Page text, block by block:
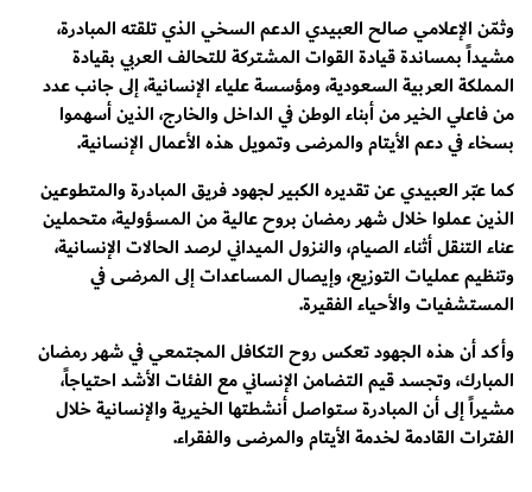
وثمّن الإعلامي صالح العبيدي الدعم السخي الذي تلقته المبادرة،
مشيداً بمساندة قيادة القوات المشتركة للتحالف العربي بقيادة
المملكة العربية السعودية، ومؤسسة علياء الإنسانية، إلى جانب عدد
من فاعلي الخير من أبناء الوطن في الداخل والخارج، الذين أسهموا
بسخاء في دعم الأيتام والمرضى وتمويل هذه الأعمال الإنسانية.
كما عبّر العبيدي عن تقديره الكبير لجهود فريق المبادرة والمتطوعين
الذين عملوا خلال شهر رمضان بروح عالية من المسؤولية، متحملين
عناء التنقل أثناء الصيام، والنزول الميداني لرصد الحالات الإنسانية،
وتنظيم عمليات التوزيع، وإيصال المساعدات إلى المرضى في
المستشفيات والأحياء الفقيرة.
وأكد أن هذه الجهود تعكس روح التكافل المجتمعي في شهر رمضان
المبارك، وتجسد قيم التضامن الإنساني مع الفئات الأشد احتياجاً،
مشيراً إلى أن المبادرة ستواصل أنشطتها الخيرية والإنسانية خلال
الفترات القادمة لخدمة الأيتام والمرضى والفقراء.